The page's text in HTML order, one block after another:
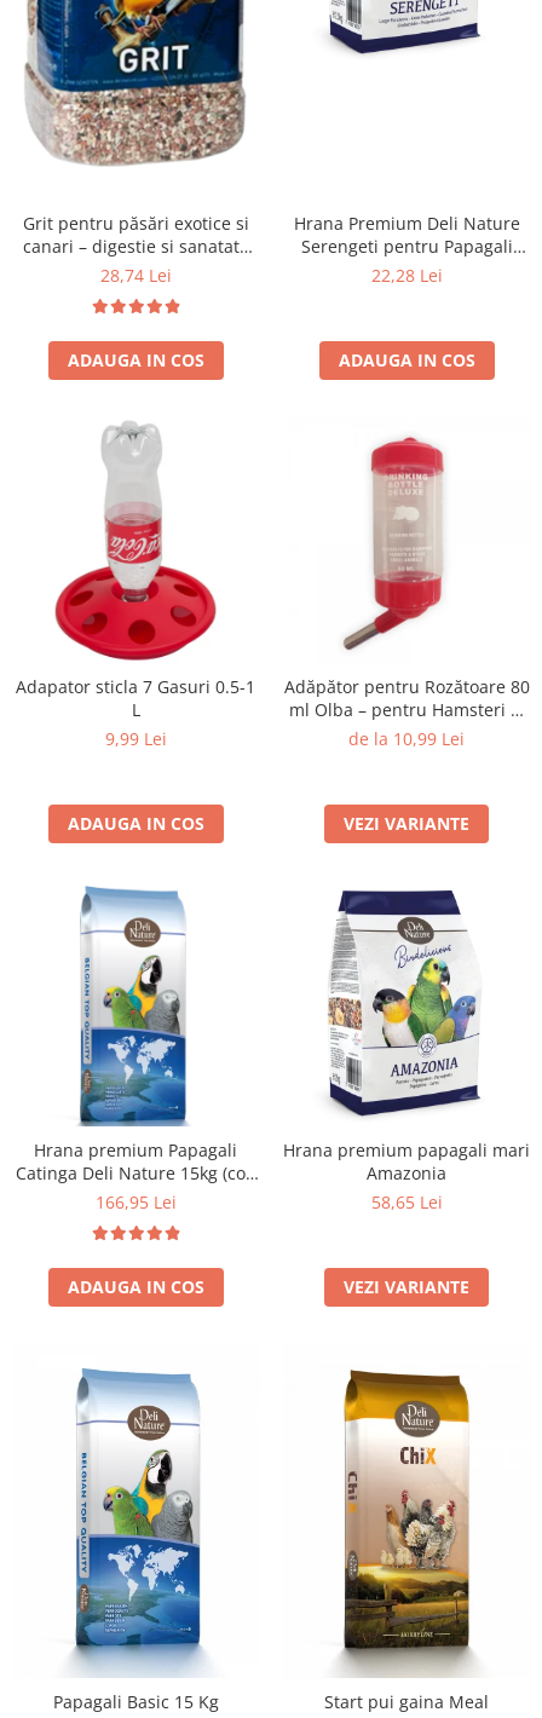
Grit pentru păsări exotice si
canari – digestie si sanatate
Deli Nature 1,2 kg
28,74 Lei
ADAUGA IN COS
Hrana Premium Deli Nature
Serengeti pentru Papagali
Mici 800 g – Mix cu Fructe și
22,28 Lei
ADAUGA IN COS
Adapator sticla 7 Gasuri 0.5-1
L
9,99 Lei
ADAUGA IN COS
Adăpător pentru Rozătoare 80
ml Olba – pentru Hamsteri și
Animale Mici
de la 10,99 Lei
VEZI VARIANTE
Hrana premium Papagali
Catinga Deli Nature 15kg (cod
24)
166,95 Lei
ADAUGA IN COS
Hrana premium papagali mari
Amazonia
58,65 Lei
VEZI VARIANTE
Papagali Basic 15 Kg
Start pui gaina Meal